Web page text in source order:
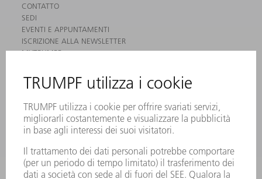
CONTATTO
SEDI
EVENTI E APPUNTAMENTI
ISCRIZIONE ALLA NEWSLETTER
MYTRUMPF
PRODOTTI
MACCHINE & SISTEMI
ELETTRONICA DI POTENZA
MACCHINE UTENSILI ELETTRICHE
SMART FACTORY
SOFTWARE
SERVICES
APPLICAZIONI